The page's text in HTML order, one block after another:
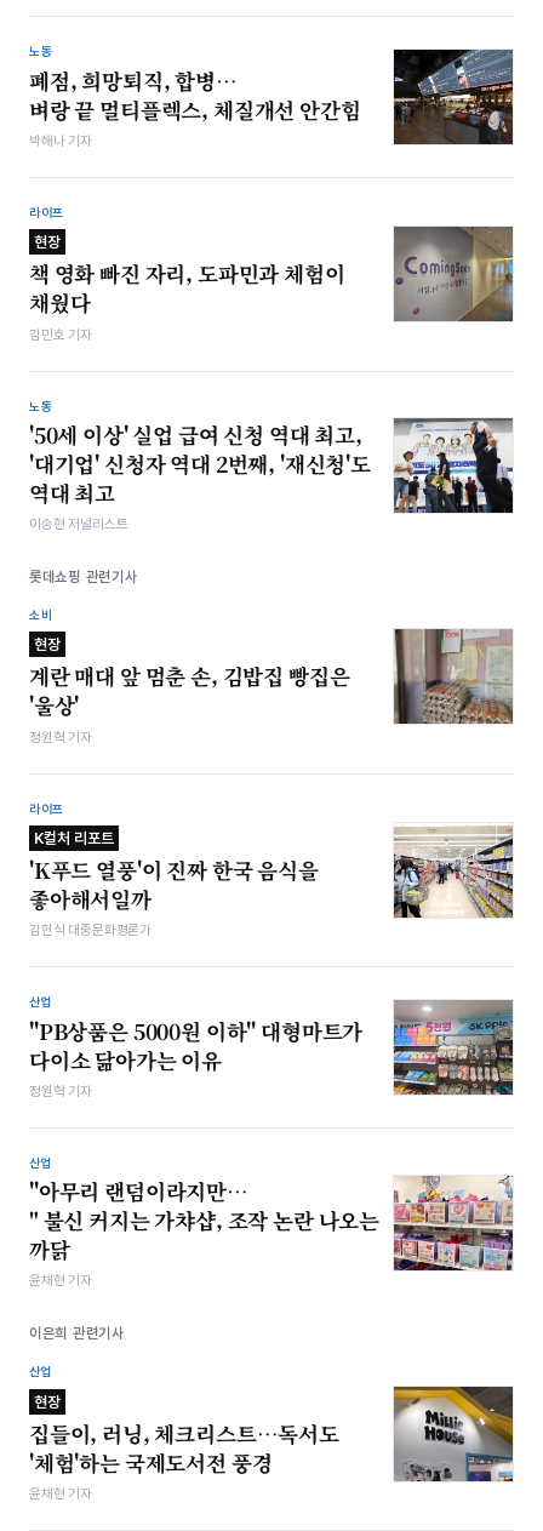
노동
폐점, 희망퇴직, 합병…
벼랑 끝 멀티플렉스, 체질개선 안간힘
박해나 기자
라이프
현장
책 영화 빠진 자리, 도파민과 체험이
채웠다
김민호 기자
노동
'50세 이상' 실업 급여 신청 역대 최고,
'대기업' 신청자 역대 2번째, '재신청'도
역대 최고
이승현 저널리스트
롯데쇼핑 관련기사
소비
현장
계란 매대 앞 멈춘 손, 김밥집 빵집은
'울상'
정원혁 기자
라이프
K컬처 리포트
'K푸드 열풍'이 진짜 한국 음식을
좋아해서일까
김헌식 대중문화평론가
산업
"PB상품은 5000원 이하" 대형마트가
다이소 닮아가는 이유
정원혁 기자
산업
"아무리 랜덤이라지만…
" 불신 커지는 가챠샵, 조작 논란 나오는
까닭
윤채현 기자
이은희 관련기사
산업
현장
집들이, 러닝, 체크리스트…독서도
'체험'하는 국제도서전 풍경
윤채현 기자